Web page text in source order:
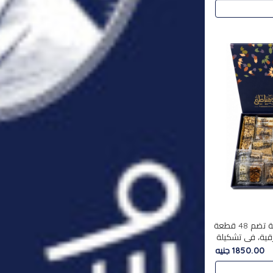
استمتع بتجربة فاخرة مع علبة تضم 48 قطعة
في تشكيلة
1850.00 جنيه